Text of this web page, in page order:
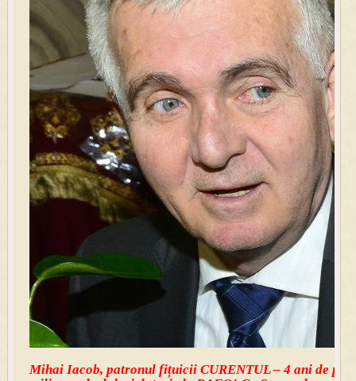
Mihai Iacob, patronul fițuicii CURENTUL – 4 ani de